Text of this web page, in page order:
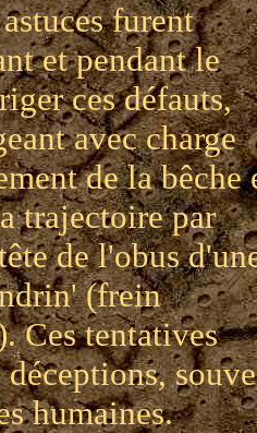
furent
et pendant le
ces défauts,
avec charge
de la bêche
trajectoire par
de l'obus
(frein
Ces tentatives
humaines.